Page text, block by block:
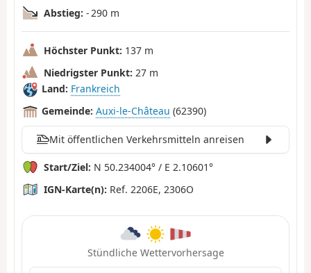
Abstieg: - 290 m
Höchster Punkt: 137 m
Niedrigster Punkt: 27 m
Land: Frankreich
Gemeinde: Auxi-le-Château (62390)
Mit öffentlichen Verkehrsmitteln anreisen
Start/Ziel: N 50.234004° / E 2.10601°
IGN-Karte(n): Ref. 2206E, 2306O
Stündliche Wettervorhersage